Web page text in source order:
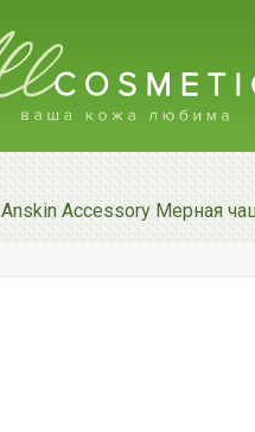
Anskin Accessory Мерная